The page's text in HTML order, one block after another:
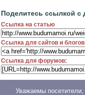
Поделитесь ссылкой с
Ссылка на статью
Ссылка для сайтов и
Ссылка для форумов:
Уважаемы посетители,